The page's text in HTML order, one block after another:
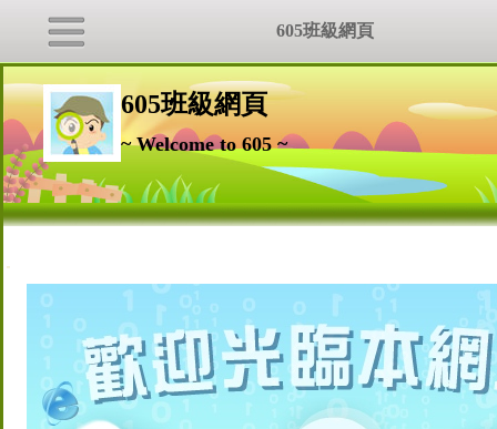
605班級網頁
~ Welcome to 605 ~
:::
605班級網頁